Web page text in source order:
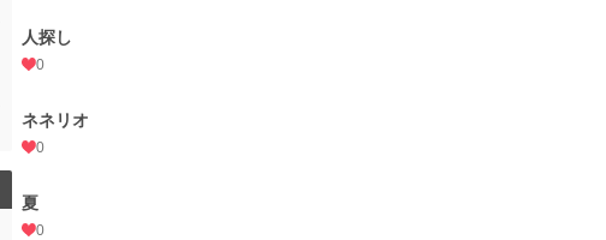
人探し
0
ネネリオ
0
夏
0